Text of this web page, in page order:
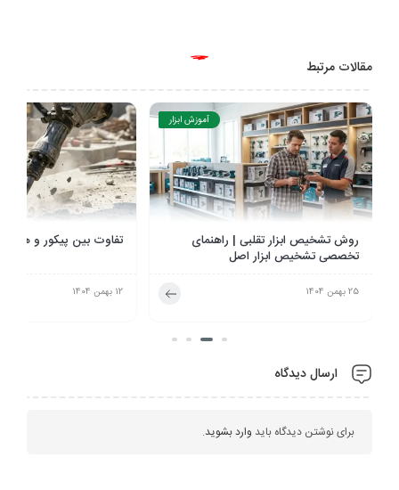
مقالات مرتبط
آموزش ابزار
روش تشخیص ابزار تقلبی | راهنمای
تخصصی تشخیص ابزار اصل
25 بهمن 1404
تفاوت بین پیکور و
12 بهمن 1404
ارسال دیدگاه
برای نوشتن دیدگاه باید وارد بشوید.